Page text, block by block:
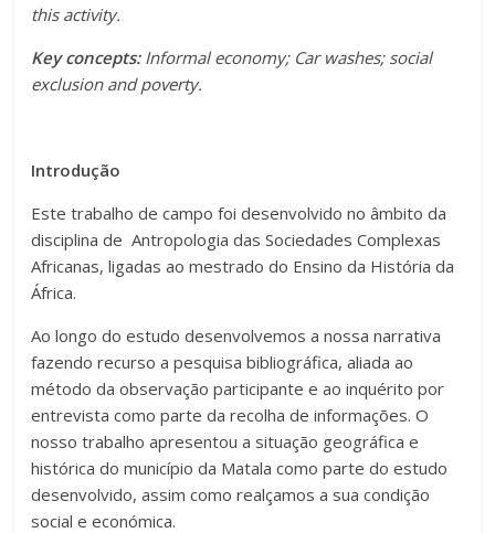
this activity.
Key concepts: Informal economy; Car washes; social
exclusion and poverty.
Introdução
Este trabalho de campo foi desenvolvido no âmbito da
disciplina de Antropologia das Sociedades Complexas
Africanas, ligadas ao mestrado do Ensino da História da
África.
Ao longo do estudo desenvolvemos a nossa narrativa
fazendo recurso a pesquisa bibliográfica, aliada ao
método da observação participante e ao inquérito por
entrevista como parte da recolha de informações. O
nosso trabalho apresentou a situação geográfica e
histórica do município da Matala como parte do estudo
desenvolvido, assim como realçamos a sua condição
social e económica.